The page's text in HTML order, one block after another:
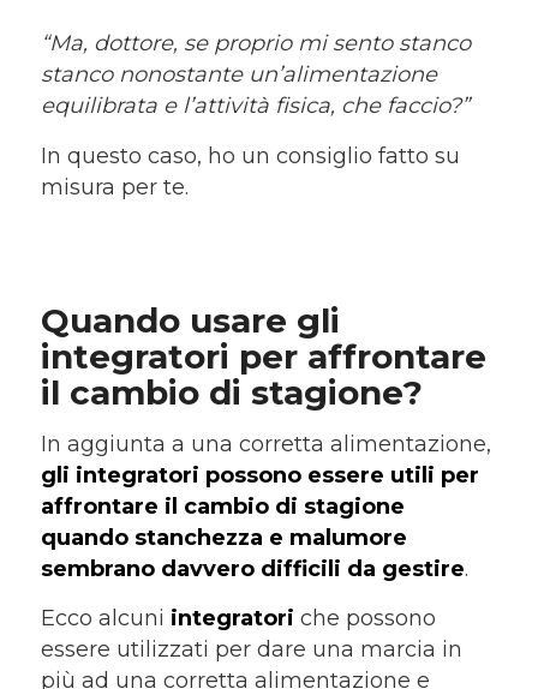
“Ma, dottore, se proprio mi sento stanco
stanco nonostante un’alimentazione
equilibrata e l’attività fisica, che faccio?”
In questo caso, ho un consiglio fatto su
misura per te.
Quando usare gli
integratori per affrontare
il cambio di stagione?
In aggiunta a una corretta alimentazione,
gli integratori possono essere utili per
affrontare il cambio di stagione
quando stanchezza e malumore
sembrano davvero difficili da gestire.
Ecco alcuni integratori che possono
essere utilizzati per dare una marcia in
più ad una corretta alimentazione e